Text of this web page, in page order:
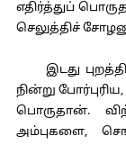
எதிர்த்துப்
செலுத்திச்
இடது
நின்று
பொருதான்.
அம்புகளை,